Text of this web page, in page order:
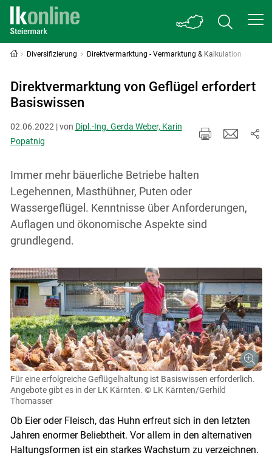
Diversifizierung Direktvermarktung - Vermarktung & Kalkulation
Direktvermarktung von Geflügel erfordert
Basiswissen
02.06.2022 | von Dipl.-Ing. Gerda Weber, Karin
Popatnig
Immer mehr bäuerliche Betriebe halten
Legehennen, Masthühner, Puten oder
Wassergeflügel. Kenntnisse über Anforderungen,
Auflagen und ökonomische Aspekte sind
grundlegend.
Für eine erfolgreiche Geflügelhaltung ist Basiswissen erforderlich.
Angebote gibt es in der LK Kärnten. © LK Kärnten/Gerhild
Thomasser
Ob Eier oder Fleisch, das Huhn erfreut sich in den letzten
Jahren enormer Beliebtheit. Vor allem in den alternativen
Haltungsformen ist ein starkes Wachstum zu verzeichnen.